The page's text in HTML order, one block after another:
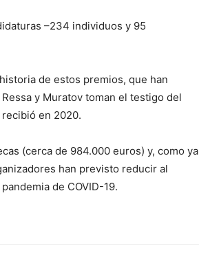
–234 individuos y 95
de estos premios, que han
y Muratov toman el testigo del
recibió en 2020.
(cerca de 984.000 euros) y, como ya
han previsto reducir al
de COVID-19.